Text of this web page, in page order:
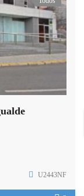
U2443NF